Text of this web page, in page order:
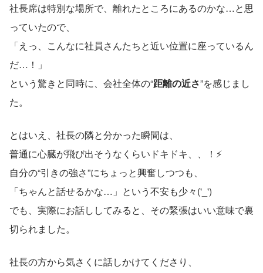
社長席は特別な場所で、離れたところにあるのかな…と思
っていたので、
「えっ、こんなに社員さんたちと近い位置に座っているん
だ…！」
という驚きと同時に、会社全体の“距離の近さ”を感じまし
た。
とはいえ、社長の隣と分かった瞬間は、
普通に心臓が飛び出そうなくらいドキドキ、、！⚡
自分の“引きの強さ”にちょっと興奮しつつも、
「ちゃんと話せるかな…」という不安も少々('_')
でも、実際にお話ししてみると、その緊張はいい意味で裏
切られました。
社長の方から気さくに話しかけてくださり、